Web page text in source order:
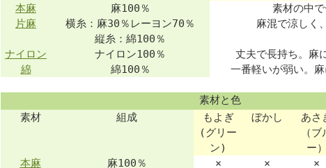
本麻
麻100％
素材の中
片麻
横糸：麻30％レーヨン70％
縦糸：綿100％
麻混で涼しく
ナイロン ナイロン100％
丈夫で長持ち。麻
綿
綿100％ 一番軽いが弱い。
素材と色
素材
組成
もよぎ
(グリー
ン)
ぼかし
あさ
（ブ
ー）
本麻 麻100％ × × ×